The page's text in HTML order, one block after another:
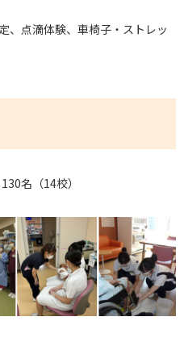
、点滴体験、車椅子・ストレッ
名（14校）